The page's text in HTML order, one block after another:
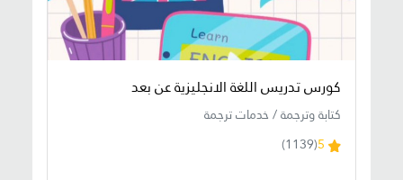
كورس تدريس اللغة الانجليزية عن بعد
كتابة وترجمة / خدمات ترجمة
5
(1139)